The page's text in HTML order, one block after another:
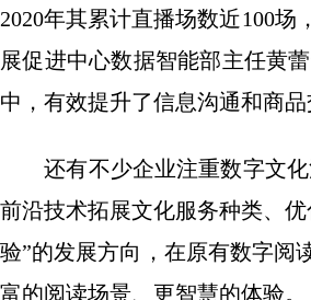
2020年其累计直播场数近100
展促进中心数据智能部主任黄
中，有效提升了信息沟通和商品
还有不少企业注重数字文化
前沿技术拓展文化服务种类、
验”的发展方向，在原有数字阅
富的阅读场景、更智慧的体验。